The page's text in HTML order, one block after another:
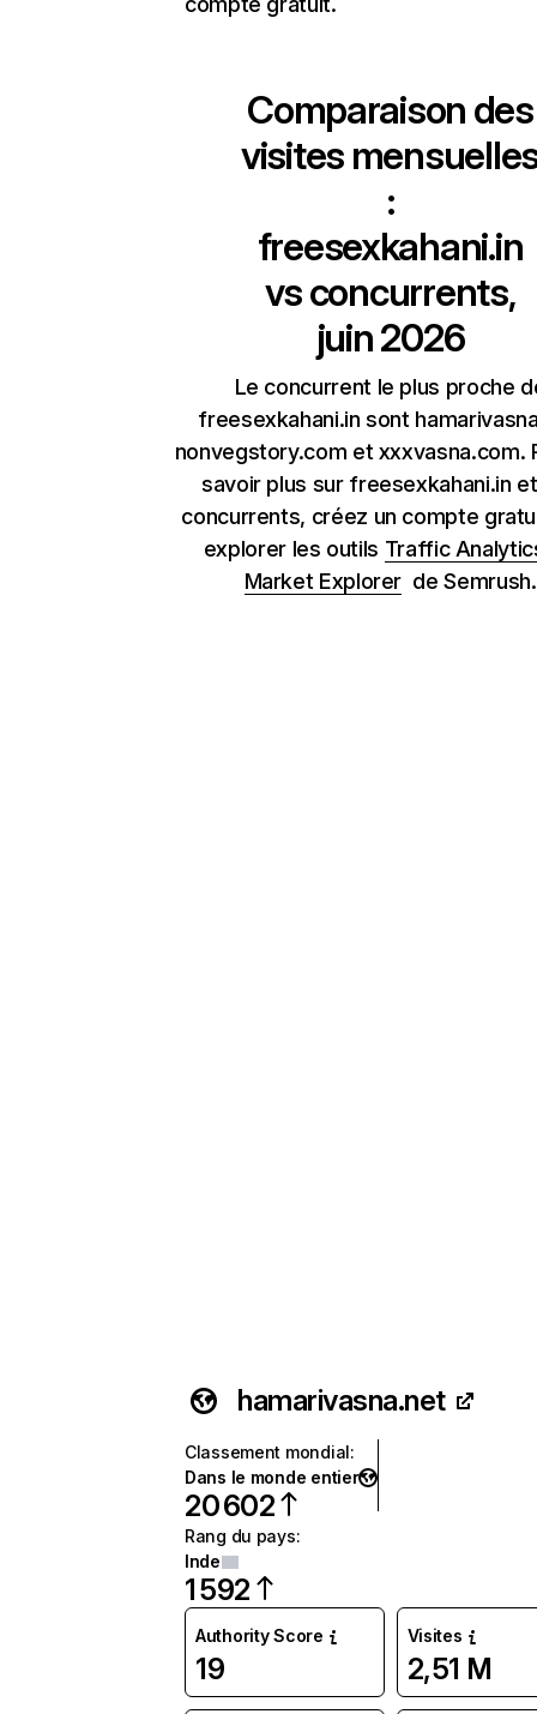
Comparaison des
visites
:
freesexkahani.in
vs concurrents,
juin 2026
Le concurrent le plus proche
freesexkahani.in sont
nonvegstory.com et xxxvasna.com.
savoir plus sur freesexkahani.in
concurrents, créez un compte
explorer les outils Traffic
Market Explorer de Semrush.
hamarivasna.net
Classement mondial:
Dans le monde entier
20 602
Rang du pays:
Inde
1 592
Authority Score
19
Visites
2,51 M